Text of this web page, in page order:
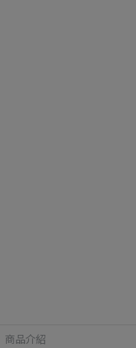
商品介紹